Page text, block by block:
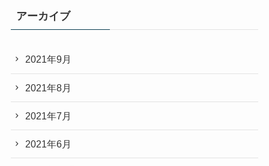
アーカイブ
2021年9月
2021年8月
2021年7月
2021年6月